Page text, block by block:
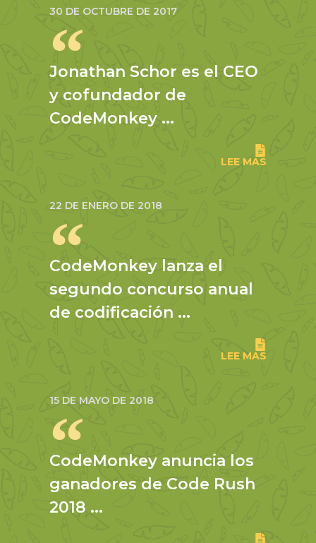
30 DE OCTUBRE DE 2017
Jonathan Schor es el CEO
y cofundador de
CodeMonkey ...
LEE MAS
22 DE ENERO DE 2018
CodeMonkey lanza el
segundo concurso anual
de codificación ...
LEE MAS
15 DE MAYO DE 2018
CodeMonkey anuncia los
ganadores de Code Rush
2018 ...